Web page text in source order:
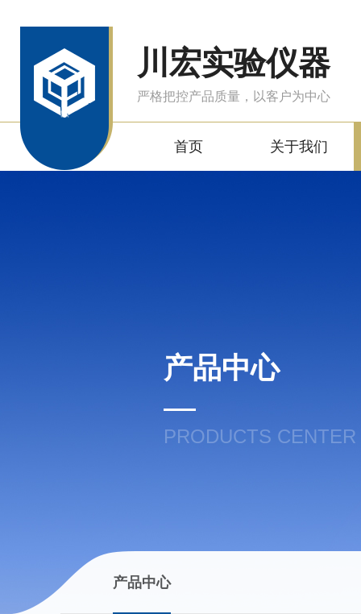
川宏实验仪器
严格把控产品质量，以客户为中心
首页 关于我们
产品中心
PRODUCTS CENTER
产品中心